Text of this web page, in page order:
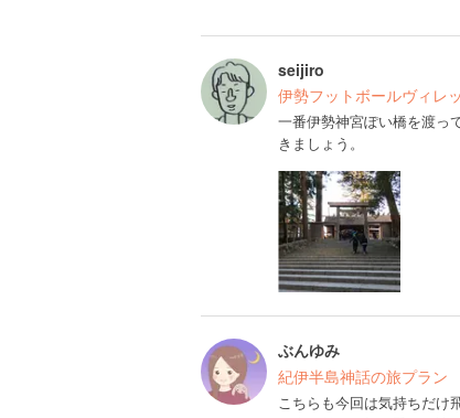
seijiro
伊勢フットボールヴィレ
一番伊勢神宮ぽい橋を渡っ
きましょう。
ぶんゆみ
紀伊半島神話の旅プラン
こちらも今回は気持ちだけ